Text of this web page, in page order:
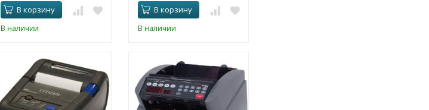
В корзину
В наличии
В корзину
В наличии